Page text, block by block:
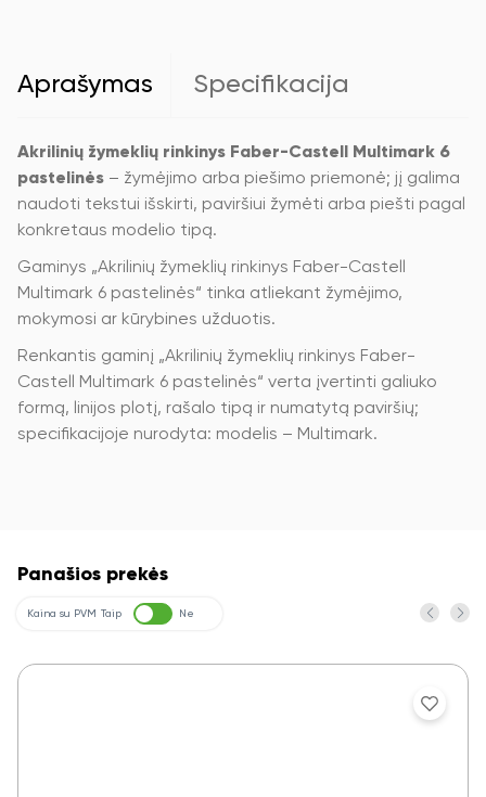
spalvos
Aprašymas Specifikacija
Akrilinių žymeklių rinkinys Faber-Castell Multimark 6
pastelinės – žymėjimo arba piešimo priemonė; jį galima
naudoti tekstui išskirti, paviršiui žymėti arba piešti pagal
konkretaus modelio tipą.
Gaminys „Akrilinių žymeklių rinkinys Faber-Castell
Multimark 6 pastelinės“ tinka atliekant žymėjimo,
mokymosi ar kūrybines užduotis.
Renkantis gaminį „Akrilinių žymeklių rinkinys Faber-
Castell Multimark 6 pastelinės“ verta įvertinti galiuko
formą, linijos plotį, rašalo tipą ir numatytą paviršių;
specifikacijoje nurodyta: modelis – Multimark.
Panašios prekės
Kaina su PVM Taip Ne